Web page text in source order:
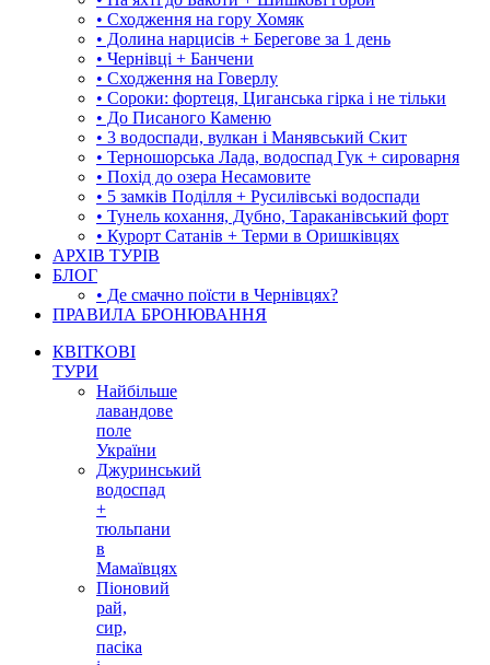
• Сходження на гору Хомяк
• Долина нарцисів + Берегове за 1 день
• Чернівці + Банчени
• Сходження на Говерлу
• Сороки: фортеця, Циганська гірка і не тільки
• До Писаного Каменю
• 3 водоспади, вулкан і Манявський Скит
• Терношорська Лада, водоспад Гук + сироварня
• Похід до озера Несамовите
• 5 замків Поділля + Русилівські водоспади
• Тунель кохання, Дубно, Тараканівський форт
• Курорт Сатанів + Терми в Оришківцях
АРХІВ ТУРІВ
БЛОГ
• Де смачно поїсти в Чернівцях?
ПРАВИЛА БРОНЮВАННЯ
КВІТКОВІ
ТУРИ
Найбільше
лавандове
поле
України
Джуринський
водоспад
+
тюльпани
в
Мамаївцях
Піоновий
рай,
сир,
пасіка